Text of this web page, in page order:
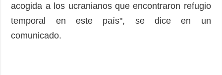
acogida a los ucranianos que encontraron refugio
temporal en este país", se dice en un
comunicado.